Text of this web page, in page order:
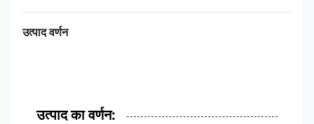
उत्पाद वर्णन
उत्पाद का वर्णन: